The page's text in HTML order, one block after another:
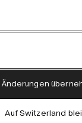
Änderungen
Auf Switzerland